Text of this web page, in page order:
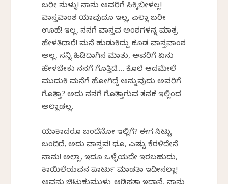
ಬರೀ ಸುಳ್ಳು! ನಾನು ಅವರಿಗೆ ಸಿಕ್ಕಿಬೀಳಲ್ಲ!
ವಾಸ್ತವಾಂಶ ಯಾವುದೂ ಇಲ್ಲ, ಎಲ್ಲಾ ಬರೀ
ಊಹೆ! ಇಲ್ಲ, ನನಗೆ ವಾಸ್ತವ ಅಂಶಗಳನ್ನ ಮಾತ್ರ
ಹೇಳತಿದಾರೆ! ಮನೆ ಹುಡುಕಿದ್ದು ಕೂಡ ವಾಸ್ತವಾಂಶ
ಅಲ್ಲ, ಸನ್ನಿ ಹಿಡಿದಾಗಿನ ಮಾತು, ಅವರಿಗೆ ಏನು
ಹೇಳಬೇಕು ನನಗೆ ಗೊತ್ತಿದೆ.… ಕೊಲೆ ಆದಮೇಲೆ
ಮುದುಕಿ ಮನೆಗೆ ಹೋಗಿದ್ದೆ ಅನ್ನುವುದು ಅವರಿಗೆ
ಗೊತ್ತಾ? ಅದು ನನಗೆ ಗೊತ್ತಾಗುವ ತನಕ ಇಲ್ಲಿಂದ
ಅಲ್ಲಾಡಲ್ಲ.
ಯಾಕಾದರೂ ಬಂದೆನೋ ಇಲ್ಲಿಗೆ? ಈಗ ಸಿಟ್ಟು
ಬಂದಿದೆ, ಅದು ವಾಸ್ತವ! ಥೂ, ಎಷ್ಟು ಕೆರಳಿದೇನೆ
ನಾನು! ಅಲ್ಲಾ, ಇದೂ ಒಳ್ಳೆಯದೇ ಇರಬಹುದು,
ಕಾಯಿಲೆಯವನ ಪಾರ್ಟು ಮಾಡತಾ ಇದೀನಲ್ಲಾ!